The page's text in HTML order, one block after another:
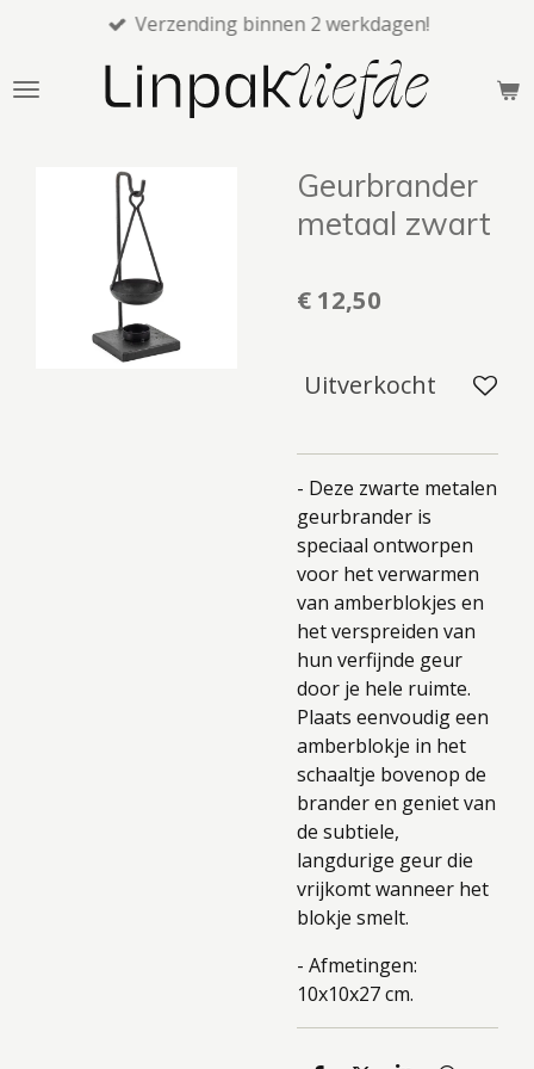
naar
Verzending binnen 2 werkdagen!
Geurbrander
metaal zwart
€ 12,50
Uitverkocht
- Deze zwarte metalen
geurbrander is
speciaal ontworpen
voor het verwarmen
van amberblokjes en
het verspreiden van
hun verfijnde geur
door je hele ruimte.
Plaats eenvoudig een
amberblokje in het
schaaltje bovenop de
brander en geniet van
de subtiele,
langdurige geur die
vrijkomt wanneer het
blokje smelt.
- Afmetingen:
10x10x27 cm.